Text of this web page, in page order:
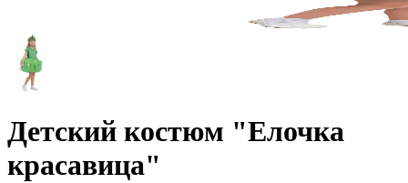
Детский костюм "Елочка
красавица"